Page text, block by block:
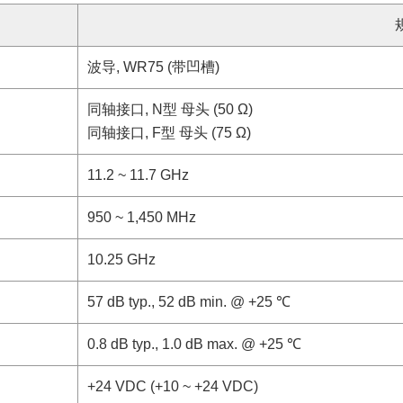
波导, WR75 (带凹槽)
同轴接口, N型 母头 (50 Ω)
同轴接口, F型 母头 (75 Ω)
11.2 ~ 11.7 GHz
950 ~ 1,450 MHz
10.25 GHz
57 dB typ., 52 dB min. @ +25 ℃
0.8 dB typ., 1.0 dB max. @ +25 ℃
+24 VDC (+10 ~ +24 VDC)